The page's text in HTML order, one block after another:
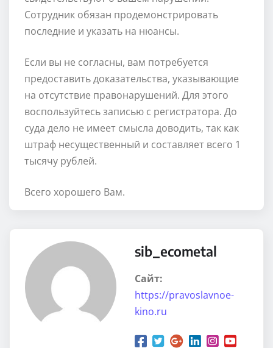
Сотрудник обязан продемонстрировать
последние и указать на нюансы.
Если вы не согласны, вам потребуется
предоставить доказательства, указывающие
на отсутствие правонарушений. Для этого
воспользуйтесь записью с регистратора. До
суда дело не имеет смысла доводить, так как
штраф несущественный и составляет всего 1
тысячу рублей.
Всего хорошего Вам.
sib_ecometal
Сайт:
https://pravoslavnoe-
kino.ru